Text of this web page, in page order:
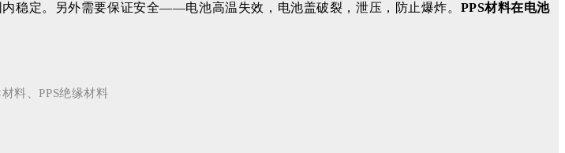
稳定。另外需要保证安全——电池高温失效，电池盖破裂，泄压，防止爆炸。 PPS材料在电池
材料、PPS绝缘材料